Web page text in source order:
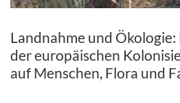
Landnahme und
der europäischen
auf Menschen, Flora und